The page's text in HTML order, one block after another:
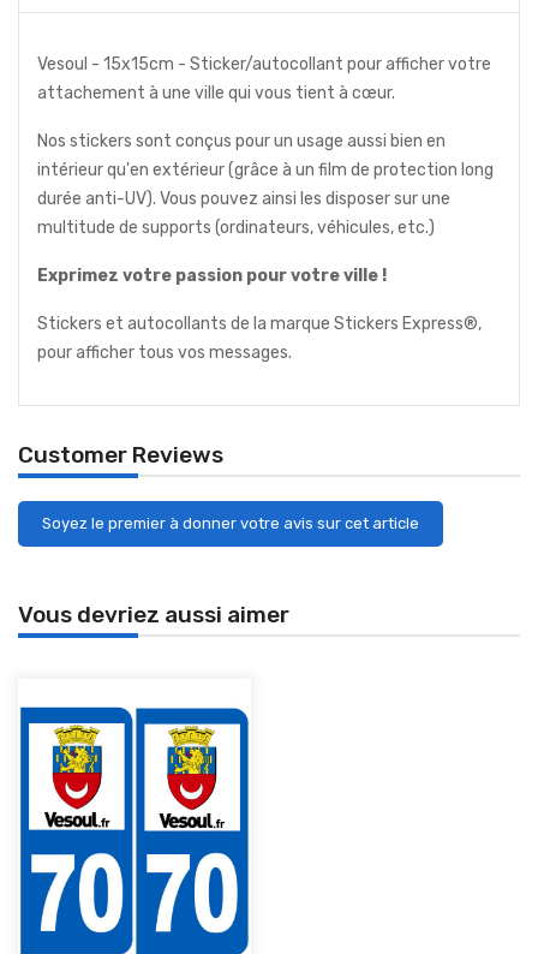
Vesoul - 15x15cm - Sticker/autocollant pour afficher votre
attachement à une ville qui vous tient à cœur.
Nos stickers sont conçus pour un usage aussi bien en
intérieur qu'en extérieur (grâce à un film de protection long
durée anti-UV). Vous pouvez ainsi les disposer sur une
multitude de supports (ordinateurs, véhicules, etc.)
Exprimez votre passion pour votre ville !
Stickers et autocollants de la marque Stickers Express®,
pour afficher tous vos messages.
Customer Reviews
Soyez le premier à donner votre avis sur cet article
Vous devriez aussi aimer